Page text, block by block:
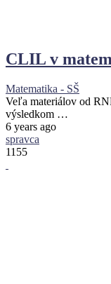
CLIL v
Matematika - SŠ
Veľa materiálov od
výsledkom …
6 years ago
spravca
1155